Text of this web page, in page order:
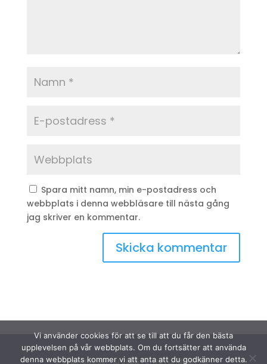
Spara mitt namn, min e-postadress och
webbplats i denna webbläsare till nästa gång
jag skriver en kommentar.
© Sydinakläder.nu 2026 | Efwa i Lindhult AB |
Vi använder cookies för att se till att du får den bästa
upplevelsen på vår webbplats. Om du fortsätter att använda
denna webbplats kommer vi att anta att du godkänner detta.